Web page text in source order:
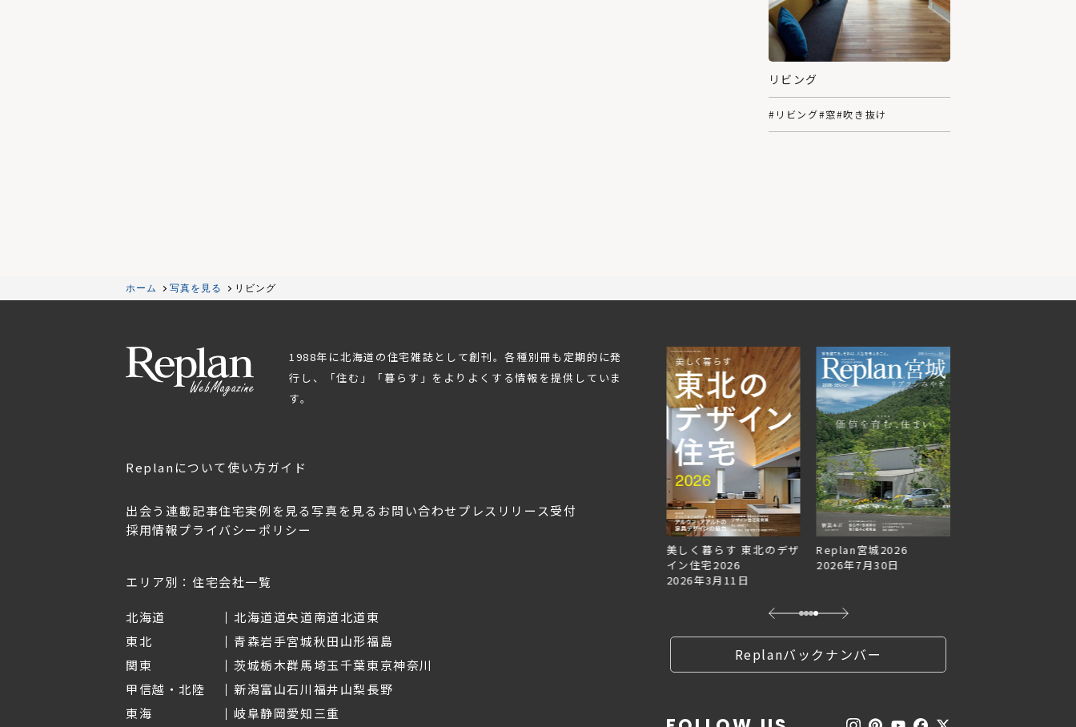
リビング
#リビング#窓#吹き抜け
ホーム 写真を見る リビング
1988年に北海道の住宅雑誌として創刊。各種別冊も定期的に発
行し、「住む」「暮らす」をよりよくする情報を提供していま
す。
Replanについて使い方ガイド
出会う 連載記事住宅実例を見る写真を見る お問い合わせ プレスリリース受付
採用情報プライバシーポリシー
エリア別：住宅会社一覧
北海道 北海道道央道南道北道東
東北
青森岩手宮城秋田山形福島
関東
茨城栃木群馬埼玉千葉東京神奈川
甲信越・北陸
新潟富山石川福井山梨長野
東海
岐阜静岡愛知三重
2026年3月11日
美しく暮らす 東北のデザ
イン住宅2026
2026年3月11日
Replan宮城2026
2026年7月30日
Replanバックナンバー